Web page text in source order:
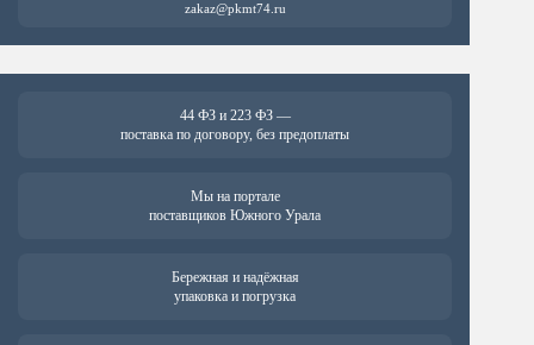
zakaz@pkmt74.ru
44 ФЗ и 223 ФЗ —
поставка по договору, без предоплаты
Мы на портале
поставщиков Южного Урала
Бережная и надёжная
упаковка и погрузка